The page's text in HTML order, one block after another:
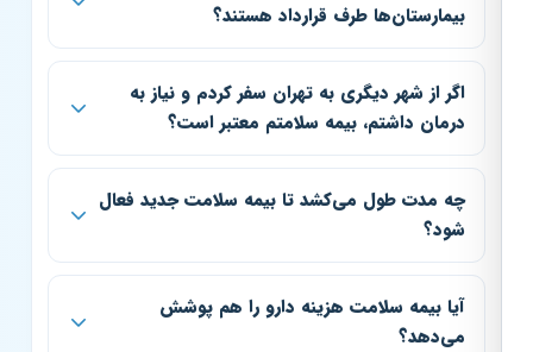
بیمارستان‌ها طرف قرارداد هستند؟
اگر از شهر دیگری به تهران سفر کردم و نیاز به
درمان داشتم، بیمه سلامتم معتبر است؟
چه مدت طول می‌کشد تا بیمه سلامت جدید فعال
شود؟
آیا بیمه سلامت هزینه دارو را هم پوشش
می‌دهد؟